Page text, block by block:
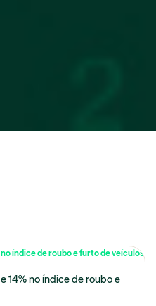
14% no índice de roubo e